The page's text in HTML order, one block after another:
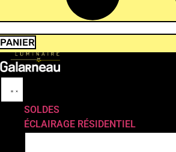
PANIER
SOLDES
ÉCLAIRAGE RÉSIDENTIEL